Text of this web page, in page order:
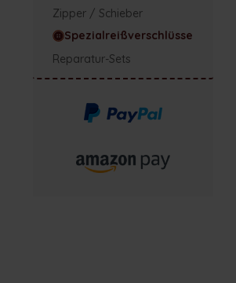
Zipper / Schieber
Spezialreißverschlüsse
Reparatur-Sets